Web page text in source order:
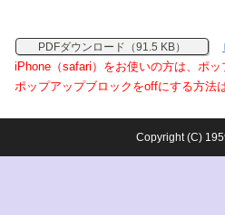
PDFダウンロード（91.5 KB）
iPhone（safari）をお使いの方は、ポ
ポップアップブロックをoffにする方法は
Copyright (C)